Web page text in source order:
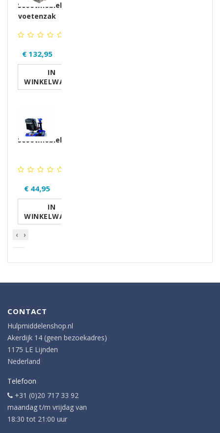
Scootmobiel
voetenzak
€ 132,95
IN
WINKELWAGEN
Scootmobieltas
€ 44,95
IN
WINKELWAGEN
‹
›
CONTACT
Hulpmiddelenshop.nl
Akerdijk 14 (geen bezoekadres)
1175 LE Lijnden
Nederland
Telefoon
+31 (0)20 717 33 92
maandag t/m vrijdag van
18:30 tot 21:00 uur